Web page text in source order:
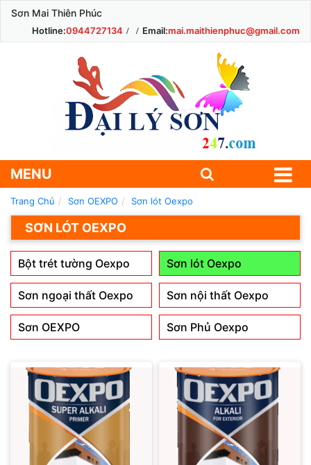
Sơn Mai Thiên Phúc
Hotline:0944727134 Email:mai.maithienphuc@gmail.com
MENU
Trang Chủ Sơn OEXPO Sơn lót Oexpo
SƠN LÓT OEXPO
Bột trét tường Oexpo Sơn lót Oexpo
Sơn ngoại thất Oexpo Sơn nội thất Oexpo
Sơn OEXPO Sơn Phủ Oexpo